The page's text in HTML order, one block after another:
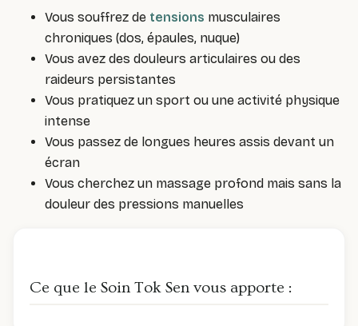
Vous souffrez de tensions musculaires
chroniques (dos, épaules, nuque)
Vous avez des douleurs articulaires ou des
raideurs persistantes
Vous pratiquez un sport ou une activité physique
intense
Vous passez de longues heures assis devant un
écran
Vous cherchez un massage profond mais sans la
douleur des pressions manuelles
Ce que le Soin Tok Sen vous apporte :